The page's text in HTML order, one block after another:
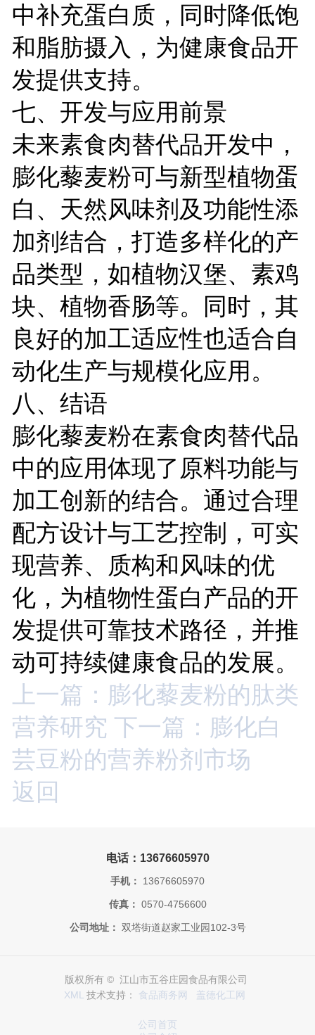
中补充蛋白质，同时降低饱
和脂肪摄入，为健康食品开
发提供支持。
七、开发与应用前景
未来素食肉替代品开发中，
膨化藜麦粉可与新型植物蛋
白、天然风味剂及功能性添
加剂结合，打造多样化的产
品类型，如植物汉堡、素鸡
块、植物香肠等。同时，其
良好的加工适应性也适合自
动化生产与规模化应用。
八、结语
膨化藜麦粉在素食肉替代品
中的应用体现了原料功能与
加工创新的结合。通过合理
配方设计与工艺控制，可实
现营养、质构和风味的优
化，为植物性蛋白产品的开
发提供可靠技术路径，并推
动可持续健康食品的发展。
上一篇：膨化藜麦粉的肽类
营养研究 下一篇：膨化白
芸豆粉的营养粉剂市场
返回
电话：13676605970
手机： 13676605970
传真： 0570-4756600
公司地址： 双塔街道赵家工业园102-3号
版权所有 © 江山市五谷庄园食品有限公司
XML 技术支持： 食品商务网 盖德化工网
公司首页